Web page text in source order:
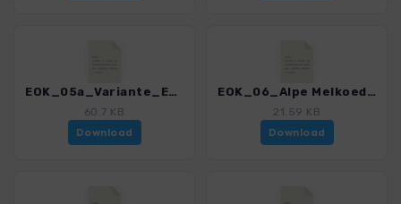
EOK_05a_Variante_Eugen-Koehler-Weg_3121_3.gpx
60.7 KB
Download
EOK_06_Alpe Melkoede_3121_3.gpx
21.59 KB
Download